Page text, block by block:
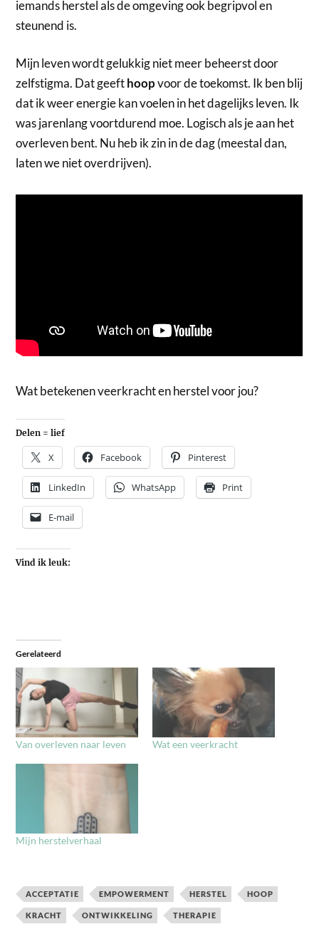
iemands herstel als de omgeving ook begripvol en
steunend is.
Mijn leven wordt gelukkig niet meer beheerst door
zelfstigma. Dat geefthoopvoor de toekomst. Ik ben blij
dat ik weer energie kan voelen in het dagelijks leven. Ik
was jarenlang voortdurend moe. Logisch als je aan het
overleven bent. Nu heb ik zin in de dag (meestal dan,
laten we niet overdrijven).
Wat betekenen veerkracht en herstel voor jou?
Delen = lief
X Facebook Pinterest
LinkedIn WhatsApp Print
E-mail
Vind ik leuk:
Gerelateerd
Van overleven naar leven Wat een veerkracht
Mijn herstelverhaal
ACCEPTATIE EMPOWERMENT HERSTEL HOOP
KRACHT ONTWIKKELING THERAPIE